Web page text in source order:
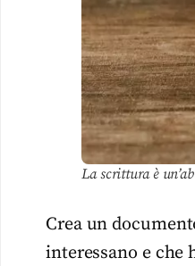
La scrittura è
Crea un
interessano e